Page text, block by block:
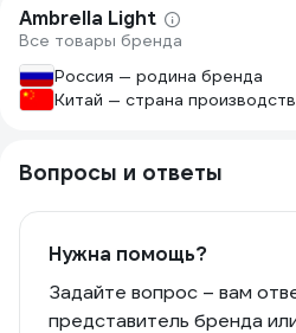
Ambrella Light
Все товары бренда
Россия — родина бренда
Китай — страна
Вопросы и ответы
Нужна помощь?
Задайте вопрос – вам
представитель бренда